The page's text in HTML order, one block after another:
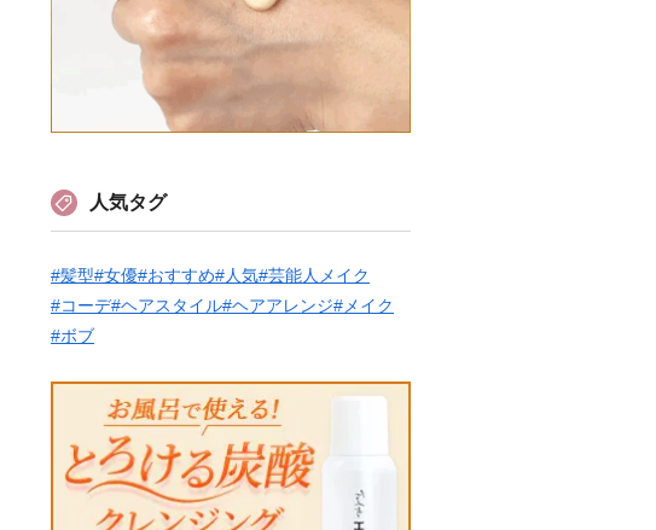
人気タグ
#髪型#女優#おすすめ#人気#芸能人メイク
#コーデ#ヘアスタイル#ヘアアレンジ#メイク
#ボブ